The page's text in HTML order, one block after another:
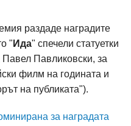
раздаде наградите
" Ида" спечели статуетки
Павликовски, за
филм на годината и
на публиката").
за наградата